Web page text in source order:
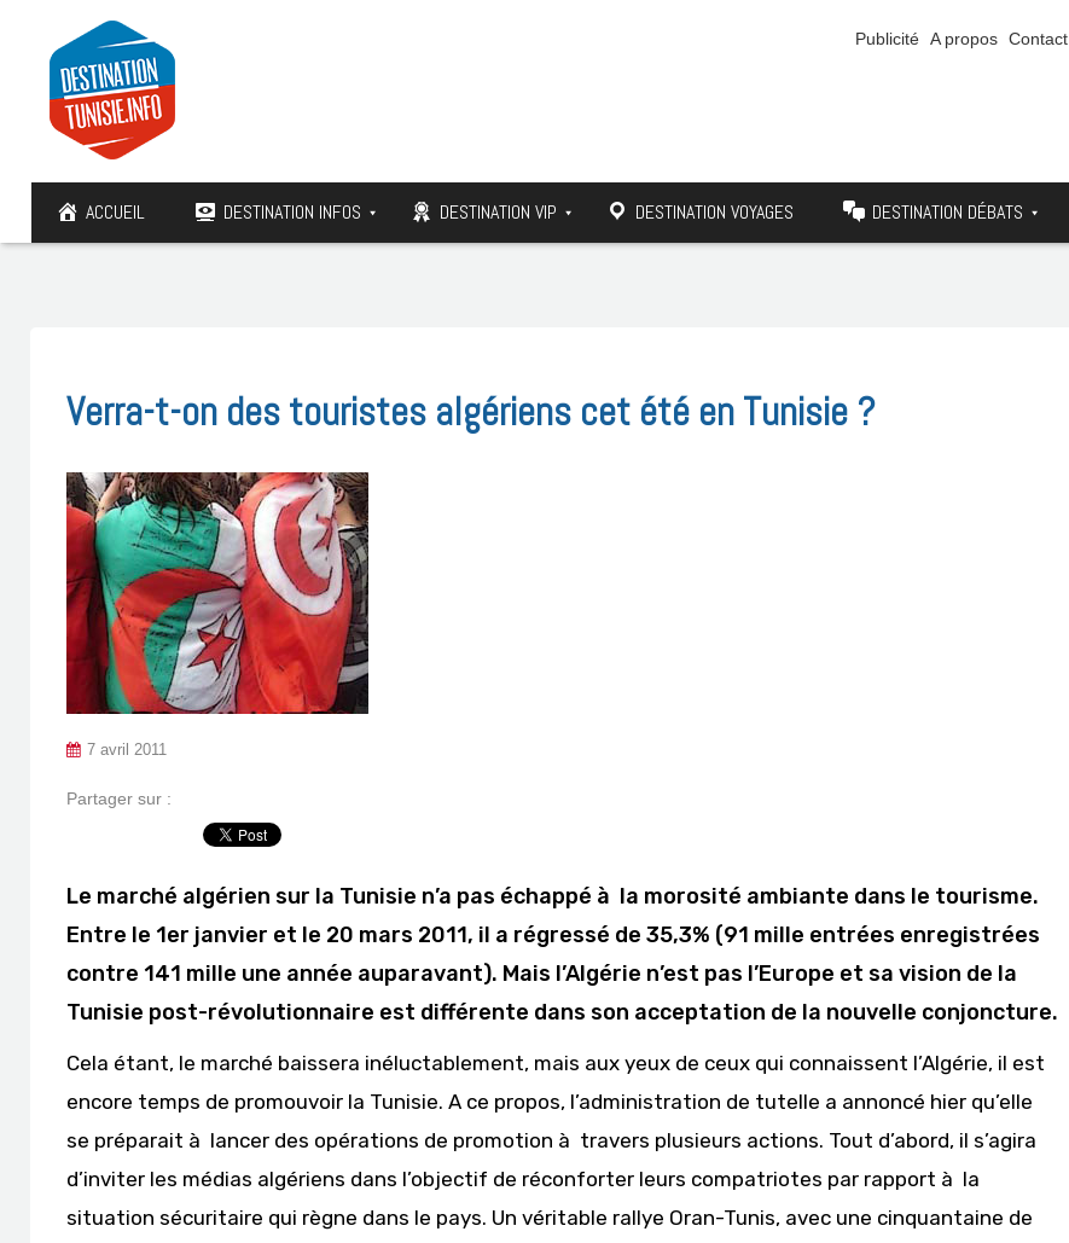
Publicité A propos Contact
ACCUEIL DESTINATION INFOS DESTINATION VIP DESTINATION VOYAGES DESTINATION DÉBATS
Verra-t-on des touristes algériens cet été en Tunisie ?
7 avril 2011
Partager sur :
Le marché algérien sur la Tunisie n’a pas échappé à la morosité ambiante dans le tourisme.
Entre le 1er janvier et le 20 mars 2011, il a régressé de 35,3% (91 mille entrées enregistrées
contre 141 mille une année auparavant). Mais l’Algérie n’est pas l’Europe et sa vision de la
Tunisie post-révolutionnaire est différente dans son acceptation de la nouvelle conjoncture.
Cela étant, le marché baissera inéluctablement, mais aux yeux de ceux qui connaissent l’Algérie, il est
encore temps de promouvoir la Tunisie. A ce propos, l’administration de tutelle a annoncé hier qu’elle
se préparait à lancer des opérations de promotion à travers plusieurs actions. Tout d’abord, il s’agira
d’inviter les médias algériens dans l’objectif de réconforter leurs compatriotes par rapport à la
situation sécuritaire qui règne dans le pays. Un véritable rallye Oran-Tunis, avec une cinquantaine de